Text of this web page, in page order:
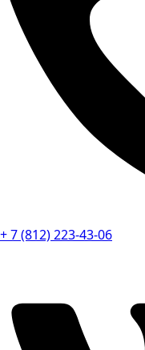
+ 7 (812) 223-43-06